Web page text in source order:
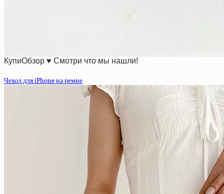
КупиОбзор ♥ Смотри что мы нашли!
Чехол для iPhone на ремне